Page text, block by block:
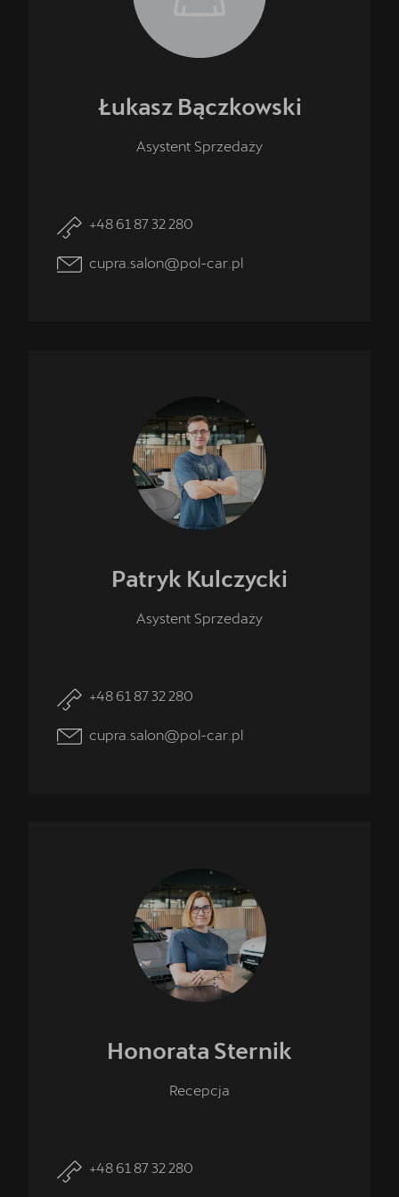
Łukasz Bączkowski
Asystent Sprzedaży
+48 61 87 32 280
cupra.salon@pol-car.pl
Patryk Kulczycki
Asystent Sprzedaży
+48 61 87 32 280
cupra.salon@pol-car.pl
Honorata Sternik
Recepcja
+48 61 87 32 280